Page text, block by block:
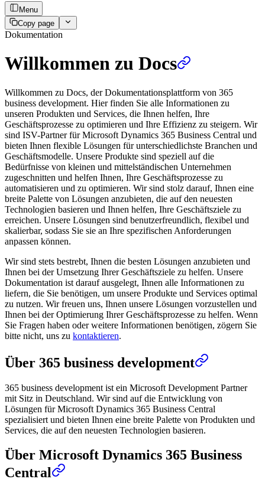
Menu
Copy page
Dokumentation
Willkommen zu Docs
Willkommen zu Docs, der Dokumentationsplattform von 365
business development. Hier finden Sie alle Informationen zu
unseren Produkten und Services, die Ihnen helfen, Ihre
Geschäftsprozesse zu optimieren und Ihre Effizienz zu steigern. Wir
sind ISV-Partner für Microsoft Dynamics 365 Business Central und
bieten Ihnen flexible Lösungen für unterschiedlichste Branchen und
Geschäftsmodelle. Unsere Produkte sind speziell auf die
Bedürfnisse von kleinen und mittelständischen Unternehmen
zugeschnitten und helfen Ihnen, Ihre Geschäftsprozesse zu
automatisieren und zu optimieren. Wir sind stolz darauf, Ihnen eine
breite Palette von Lösungen anzubieten, die auf den neuesten
Technologien basieren und Ihnen helfen, Ihre Geschäftsziele zu
erreichen. Unsere Lösungen sind benutzerfreundlich, flexibel und
skalierbar, sodass Sie sie an Ihre spezifischen Anforderungen
anpassen können.
Wir sind stets bestrebt, Ihnen die besten Lösungen anzubieten und
Ihnen bei der Umsetzung Ihrer Geschäftsziele zu helfen. Unsere
Dokumentation ist darauf ausgelegt, Ihnen alle Informationen zu
liefern, die Sie benötigen, um unsere Produkte und Services optimal
zu nutzen. Wir freuen uns, Ihnen unsere Lösungen vorzustellen und
Ihnen bei der Optimierung Ihrer Geschäftsprozesse zu helfen. Wenn
Sie Fragen haben oder weitere Informationen benötigen, zögern Sie
bitte nicht, uns zu kontaktieren.
Über 365 business development
365 business development ist ein Microsoft Development Partner
mit Sitz in Deutschland. Wir sind auf die Entwicklung von
Lösungen für Microsoft Dynamics 365 Business Central
spezialisiert und bieten Ihnen eine breite Palette von Produkten und
Services, die auf den neuesten Technologien basieren.
Über Microsoft Dynamics 365 Business
Central